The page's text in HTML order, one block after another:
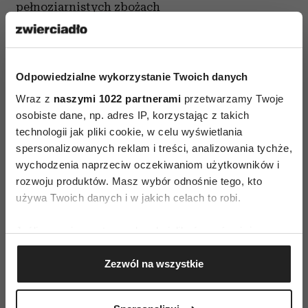
Odpowiedzialne wykorzystanie Twoich danych
Wraz z naszymi 1022 partnerami przetwarzamy Twoje
osobiste dane, np. adres IP, korzystając z takich
technologii jak pliki cookie, w celu wyświetlania
spersonalizowanych reklam i treści, analizowania tychże,
wychodzenia naprzeciw oczekiwaniom użytkowników i
rozwoju produktów. Masz wybór odnośnie tego, kto
używa Twoich danych i w jakich celach to robi.
Jeśli wyrazisz na to zgodę, chcielibyśmy również:
Gromadzić dane dotyczące Twojej lokalizacji
geograficznej z dokładnością nawet do kilku metrów
Identyfikować Twoje urządzenie, aktywnie
Zezwól na wszystkie
pełnoziarnistych zbożach
-tłuszczach pochodzenia roślinnego, m.in. oliwie
kokosowym (zarówno rafinowanym, jak
i nierafinowanym), zimnotłoczonych olejach
(rzepakowy, lniany lub z lnianki) dodawanych
tuż przed podaniem posiłków i na zimno
-dużej ilości (około 2-3 litrów dziennie) ciepłej
wody z imbirem i cytryną
-jeśli czujesz potrzebę jedzenia chleba, zastąp
pszenny chleb (nawet razowy) żytnim,